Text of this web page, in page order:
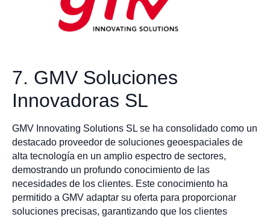
7. GMV Soluciones
Innovadoras SL
GMV Innovating Solutions SL se ha consolidado como un
destacado proveedor de soluciones geoespaciales de
alta tecnología en un amplio espectro de sectores,
demostrando un profundo conocimiento de las
necesidades de los clientes. Este conocimiento ha
permitido a GMV adaptar su oferta para proporcionar
soluciones precisas, garantizando que los clientes